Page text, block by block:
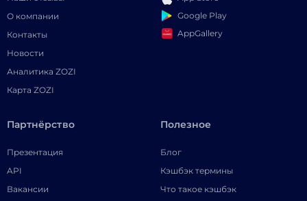
О компании
Контакты
Новости
Аналитика ZOZI
Карта ZOZI
Google Play
AppGallery
Партнёрство
Презентация
API
Вакансии
Полезное
Блог
Кэшбэк термины
Что такое кэшбэк